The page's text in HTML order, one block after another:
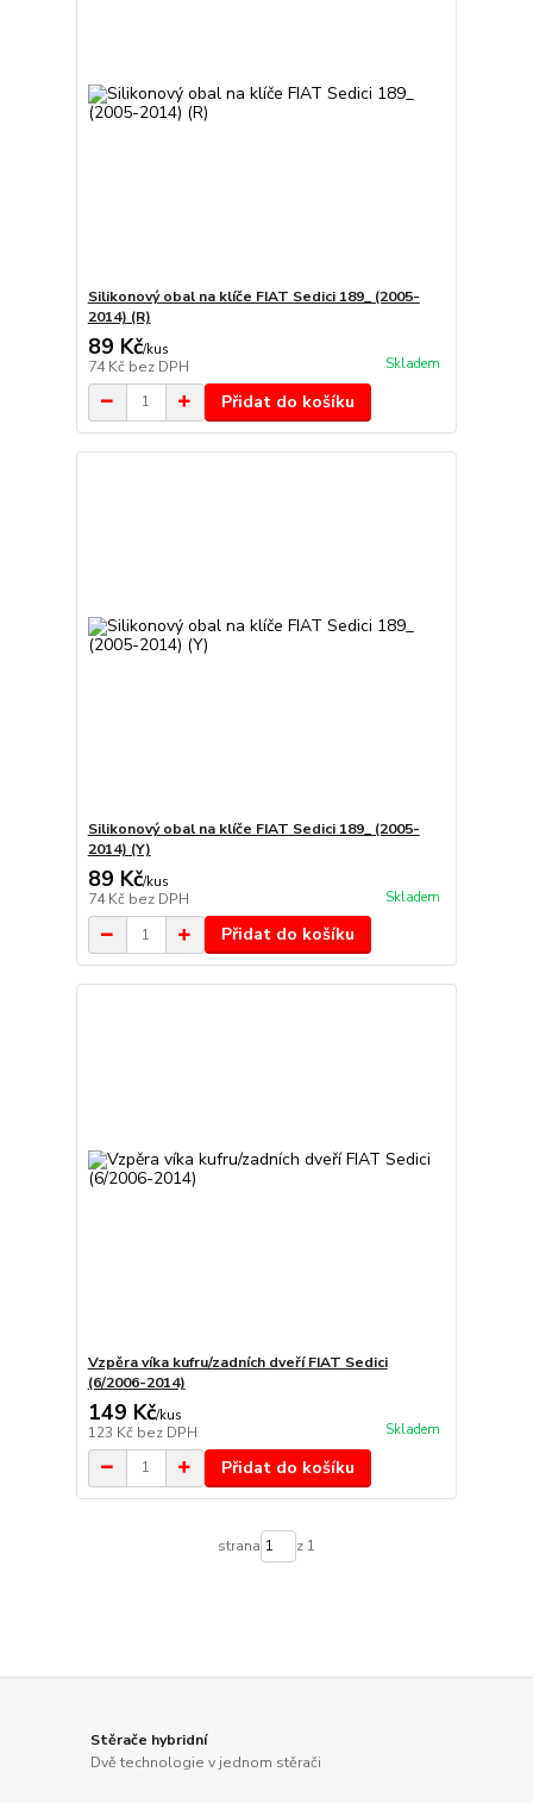
Silikonový obal na klíče FIAT Sedici 189_ (2005-
2014) (R)
89 Kč/kus
74 Kč bez DPH Skladem
Přidat do košíku
Silikonový obal na klíče FIAT Sedici 189_ (2005-
2014) (Y)
89 Kč/kus
74 Kč bez DPH Skladem
Přidat do košíku
Vzpěra víka kufru/zadních dveří FIAT Sedici
(6/2006-2014)
149 Kč/kus
123 Kč bez DPH Skladem
Přidat do košíku
strana z 1
Stěrače hybridní
Dvě technologie v jednom stěrači